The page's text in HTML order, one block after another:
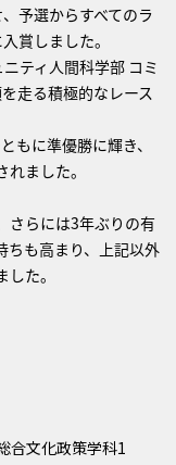
予選からすべてのラ
賞しました。
ティ人間科学部 コミ
走る積極的なレース
に準優勝に輝き、
ました。
さらには3年ぶりの有
ちも高まり、上記以外
た。
合文化政策学科1